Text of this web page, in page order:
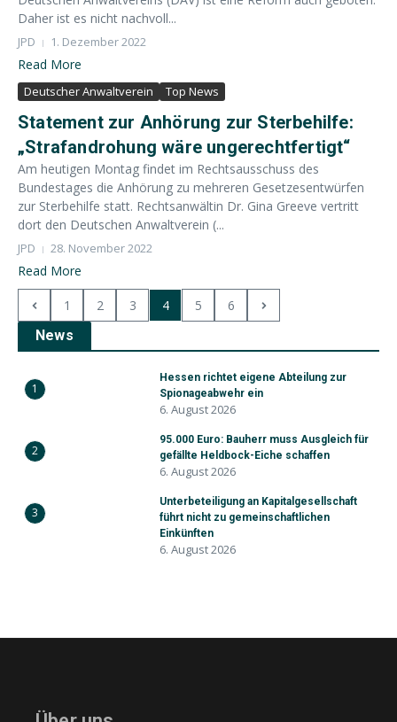
Daher ist es nicht nachvoll...
JPD 1. Dezember 2022
Read More
Deutscher Anwaltverein Top News
Statement zur Anhörung zur Sterbehilfe:
„Strafandrohung wäre ungerechtfertigt“
Am heutigen Montag findet im Rechtsausschuss des
Bundestages die Anhörung zu mehreren Gesetzesentwürfen
zur Sterbehilfe statt. Rechtsanwältin Dr. Gina Greeve vertritt
dort den Deutschen Anwaltverein (...
JPD 28. November 2022
Read More
1 2 3 4 5
6
News
1
Hessen richtet eigene Abteilung zur
Spionageabwehr ein
6. August 2026
2
95.000 Euro: Bauherr muss Ausgleich für
gefällte Heldbock-Eiche schaffen
6. August 2026
3
Unterbeteiligung an Kapitalgesellschaft
führt nicht zu gemeinschaftlichen
Einkünften
6. August 2026